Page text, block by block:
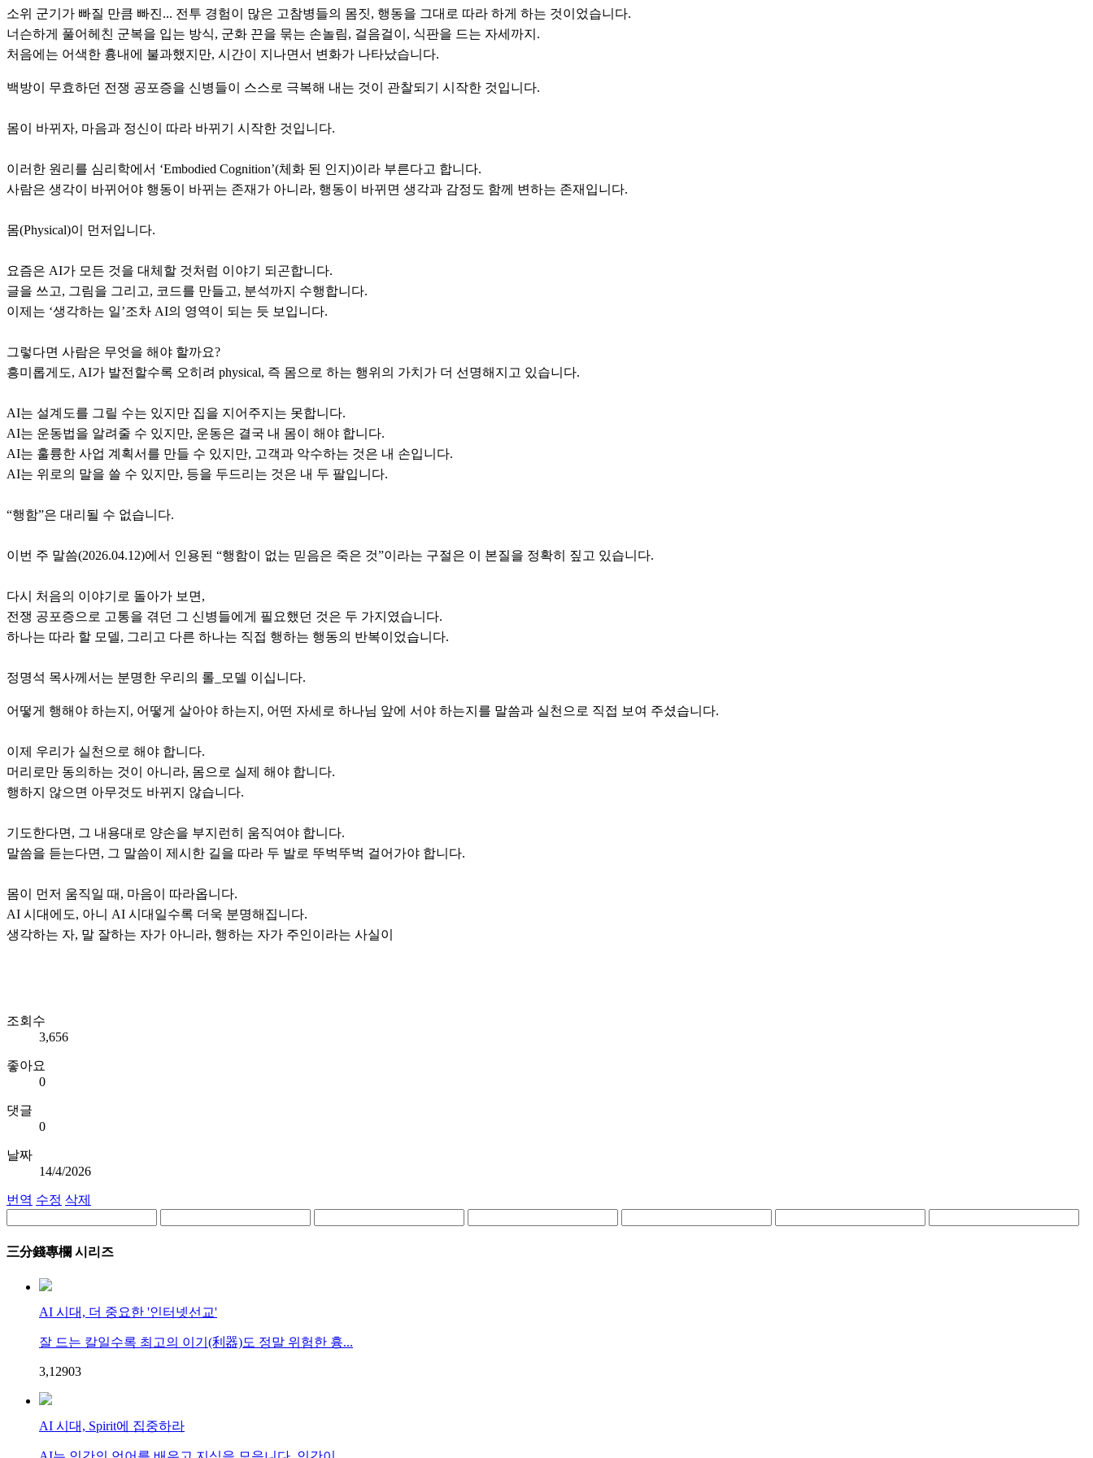
소위 군기가 빠질 만큼 빠진... 전투 경험이 많은 고참병들의 몸짓, 행동을 그대로 따라 하게 하는 것이었습니다.
너슨하게 풀어헤친 군복을 입는 방식, 군화 끈을 묶는 손놀림, 걸음걸이, 식판을 드는 자세까지.
처음에는 어색한 흉내에 불과했지만, 시간이 지나면서 변화가 나타났습니다.
백방이 무효하던 전쟁 공포증을 신병들이 스스로 극복해 내는 것이 관찰되기 시작한 것입니다.
몸이 바뀌자, 마음과 정신이 따라 바뀌기 시작한 것입니다.
이러한 원리를 심리학에서 ‘Embodied Cognition’(체화 된 인지)이라 부른다고 합니다.
사람은 생각이 바뀌어야 행동이 바뀌는 존재가 아니라, 행동이 바뀌면 생각과 감정도 함께 변하는 존재입니다.
몸(Physical)이 먼저입니다.
요즘은 AI가 모든 것을 대체할 것처럼 이야기 되곤합니다.
글을 쓰고, 그림을 그리고, 코드를 만들고, 분석까지 수행합니다.
이제는 ‘생각하는 일’조차 AI의 영역이 되는 듯 보입니다.
그렇다면 사람은 무엇을 해야 할까요?
흥미롭게도, AI가 발전할수록 오히려 physical, 즉 몸으로 하는 행위의 가치가 더 선명해지고 있습니다.
AI는 설계도를 그릴 수는 있지만 집을 지어주지는 못합니다.
AI는 운동법을 알려줄 수 있지만, 운동은 결국 내 몸이 해야 합니다.
AI는 훌륭한 사업 계획서를 만들 수 있지만, 고객과 악수하는 것은 내 손입니다.
AI는 위로의 말을 쓸 수 있지만, 등을 두드리는 것은 내 두 팔입니다.
“행함”은 대리될 수 없습니다.
이번 주 말씀(2026.04.12)에서 인용된 “행함이 없는 믿음은 죽은 것”이라는 구절은 이 본질을 정확히 짚고 있습니다.
다시 처음의 이야기로 돌아가 보면,
전쟁 공포증으로 고통을 겪던 그 신병들에게 필요했던 것은 두 가지였습니다.
하나는 따라 할 모델, 그리고 다른 하나는 직접 행하는 행동의 반복이었습니다.
정명석 목사께서는 분명한 우리의 롤_모델 이십니다.
어떻게 행해야 하는지, 어떻게 살아야 하는지, 어떤 자세로 하나님 앞에 서야 하는지를 말씀과 실천으로 직접 보여 주셨습니다.
이제 우리가 실천으로 해야 합니다.
머리로만 동의하는 것이 아니라, 몸으로 실제 해야 합니다.
행하지 않으면 아무것도 바뀌지 않습니다.
기도한다면, 그 내용대로 양손을 부지런히 움직여야 합니다.
말씀을 듣는다면, 그 말씀이 제시한 길을 따라 두 발로 뚜벅뚜벅 걸어가야 합니다.
몸이 먼저 움직일 때, 마음이 따라옵니다.
AI 시대에도, 아니 AI 시대일수록 더욱 분명해집니다.
생각하는 자, 말 잘하는 자가 아니라, 행하는 자가 주인이라는 사실이
조회수
3,656
좋아요
0
댓글
0
날짜
14/4/2026
번역 수정 삭제
三分錢專欄 시리즈
AI 시대, 더 중요한 '인터넷선교'
잘 드는 칼일수록 최고의 이기(利器)도 정말 위험한 흉...
3,12903
AI 시대, Spirit에 집중하라